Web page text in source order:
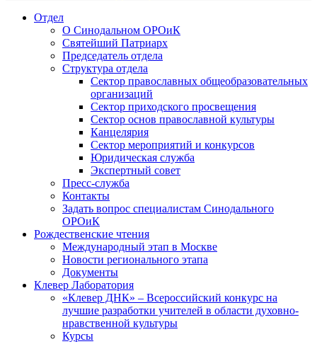
Отдел
О Синодальном ОРОиК
Святейший Патриарх
Председатель отдела
Структура отдела
Сектор православных общеобразовательных
организаций
Сектор приходского просвещения
Сектор основ православной культуры
Канцелярия
Сектор мероприятий и конкурсов
Юридическая служба
Экспертный совет
Пресс-служба
Контакты
Задать вопрос специалистам Синодального
ОРОиК
Рождественские чтения
Международный этап в Москве
Новости регионального этапа
Документы
Клевер Лаборатория
«Клевер ДНК» – Всероссийский конкурс на
лучшие разработки учителей в области духовно-
нравственной культуры
Курсы